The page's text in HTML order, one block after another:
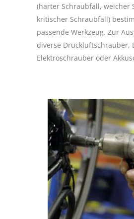
(harter Schraubfall, weicher
kritischer Schraubfall)
passende Werkzeug. Zur
diverse Druckluftschrauber,
Elektroschrauber oder